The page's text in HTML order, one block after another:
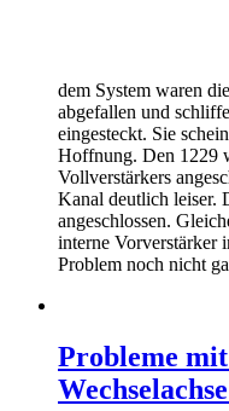
dem System waren
abgefallen und
eingesteckt. Sie
Hoffnung. Den 1229
Vollverstärkers
Kanal deutlich leiser.
angeschlossen.
interne Vorverstärker
Problem noch nicht
Probleme